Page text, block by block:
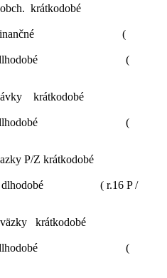
obch. krátkodobé
finančné (
dlhodobé (
krátkodobé
dlhodobé (
zákazky P/Z krátkodobé
( r.16 P /
záväzky krátkodobé
dlhodobé (